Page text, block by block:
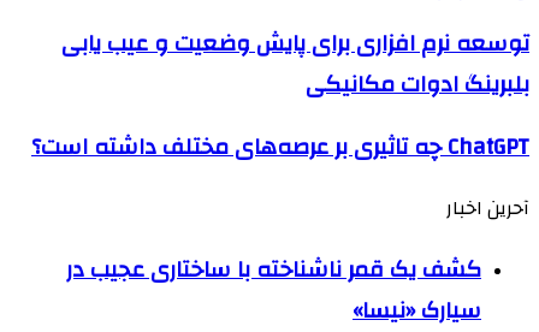
توسعه نرم افزاری برای پایش وضعیت و عیب یابی
بلبرینگ ادوات مکانیکی
ChatGPT چه تاثیری بر عرصه‌های مختلف داشته است؟
آحرین اخبار
کشف یک قمر ناشناخته با ساختاری عجیب در
سیارک «نیسا»